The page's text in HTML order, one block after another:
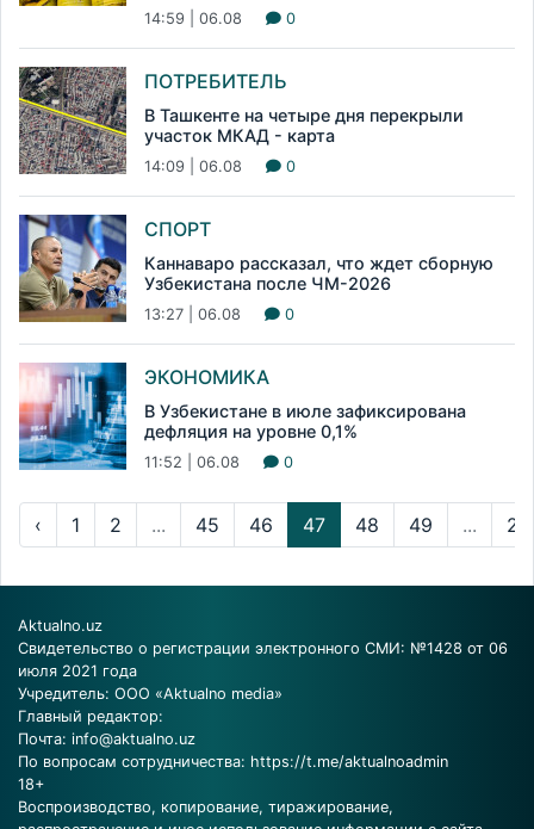
14:59 | 06.08 0
ПОТРЕБИТЕЛЬ
В Ташкенте на четыре дня перекрыли
участок МКАД - карта
14:09 | 06.08 0
СПОРТ
Каннаваро рассказал, что ждет сборную
Узбекистана после ЧМ-2026
13:27 | 06.08 0
ЭКОНОМИКА
В Узбекистане в июле зафиксирована
дефляция на уровне 0,1%
11:52 | 06.08 0
‹ 1 2 ... 45 46 47 48 49 ...
Aktualno.uz
Свидетельство о регистрации электронного СМИ: №1428 от 06
июля 2021 года
Учредитель: ООО «Aktualno media»
Главный редактор:
Почта: info@aktualno.uz
По вопросам сотрудничества: https://t.me/aktualnoadmin
18+
Воспроизводство, копирование, тиражирование,